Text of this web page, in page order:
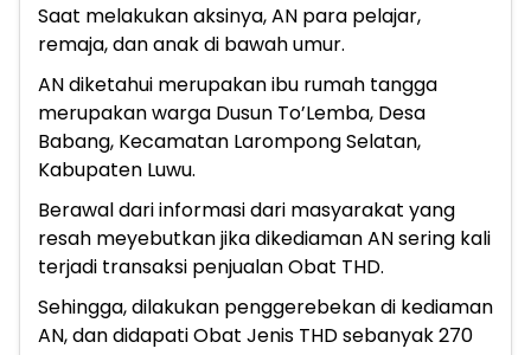
Saat melakukan aksinya, AN para pelajar,
remaja, dan anak di bawah umur.
AN diketahui merupakan ibu rumah tangga
merupakan warga Dusun To’Lemba, Desa
Babang, Kecamatan Larompong Selatan,
Kabupaten Luwu.
Berawal dari informasi dari masyarakat yang
resah meyebutkan jika dikediaman AN sering kali
terjadi transaksi penjualan Obat THD.
Sehingga, dilakukan penggerebekan di kediaman
AN, dan didapati Obat Jenis THD sebanyak 270